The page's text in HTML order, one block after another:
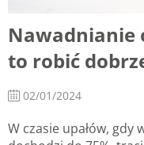
Nawadnianie
to robić
02/01/2024
W czasie upałów,